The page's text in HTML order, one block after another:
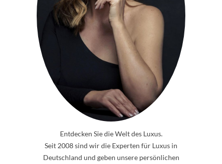
Entdecken Sie die Welt des Luxus.
Seit 2008 sind wir die Experten für Luxus in
Deutschland und geben unsere persönlichen